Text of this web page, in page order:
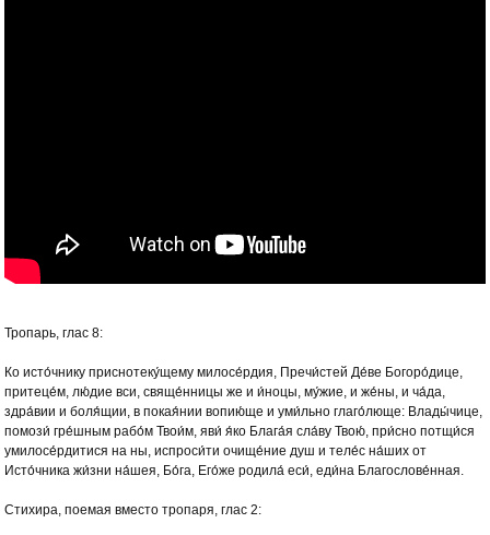
Тропарь, глас 8:
Ко исто́чнику приснотеку́щему милосе́рдия, Пречи́стей Де́ве Богоро́дице,
притеце́м, лю́дие вси, свяще́нницы же и и́ноцы, му́жие, и же́ны, и ча́да,
здра́вии и боля́щии, в покая́нии вопию́ще и уми́льно глаго́люще: Влады́чице,
помози́ гре́шным рабо́м Твои́м, яви́ я́ко Блага́я сла́ву Твою́, при́сно потщи́ся
умилосе́рдитися на ны, испроси́ти очище́ние душ и теле́с на́ших от
Исто́чника жи́зни на́шея, Бо́га, Его́же родила́ еси́, еди́на Благослове́нная.
Стихира, поемая вместо тропаря, глас 2: